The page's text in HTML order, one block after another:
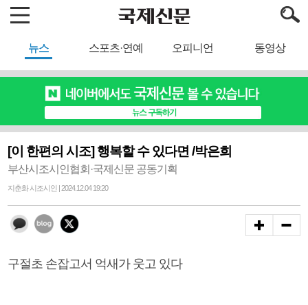
뉴스 스포츠·연예 오피니언 동영상
[이 한편의 시조] 행복할 수 있다면 /박은희
부산시조시인협회·국제신문 공동기획
지춘화 시조시인 | 2024.12.04 19:20
구절초 손잡고서 억새가 웃고 있다